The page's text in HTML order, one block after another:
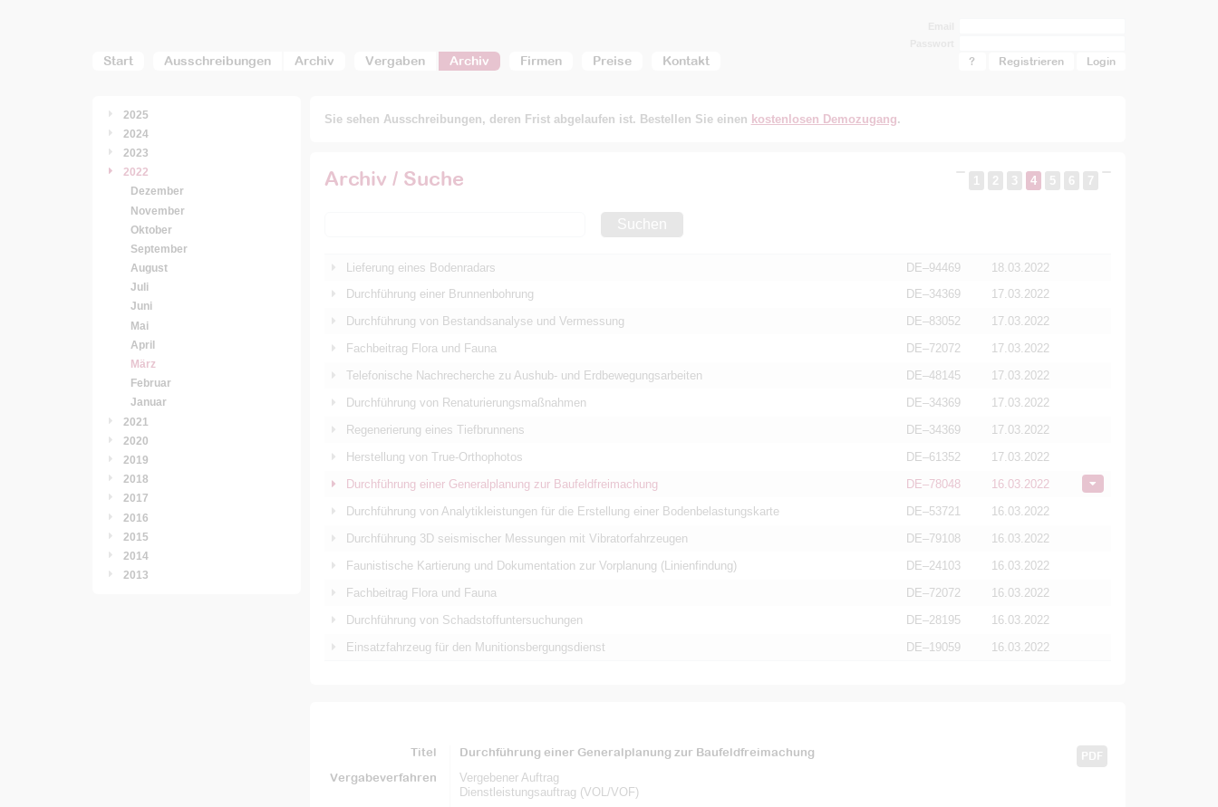
Start Ausschreibungen Archiv Vergaben Archiv Firmen Preise Kontakt ? Registrieren
2025
2024
2023
2022
Dezember
November
Oktober
September
August
Juli
Juni
Mai
April
März
Februar
Januar
2021
2020
2019
2018
2017
2016
2015
2014
2013
Sie sehen Ausschreibungen, deren Frist abgelaufen ist. Bestellen Sie einen kostenlosen Demozugang.
Archiv / Suche 1 2 3 4 5 6 7
Suchen
Lieferung eines Bodenradars DE–94469
18.03.2022
Durchführung einer Brunnenbohrung
DE–34369
17.03.2022
Durchführung von Bestandsanalyse und Vermessung
DE–83052
17.03.2022
Fachbeitrag Flora und Fauna
DE–72072
17.03.2022
Telefonische Nachrecherche zu Aushub- und Erdbewegungsarbeiten
DE–48145
17.03.2022
Durchführung von Renaturierungsmaßnahmen
DE–34369
17.03.2022
Regenerierung eines Tiefbrunnens
DE–34369
17.03.2022
Herstellung von True-Orthophotos
DE–61352
17.03.2022
Durchführung einer Generalplanung zur Baufeldfreimachung
DE–78048
16.03.2022
Durchführung von Analytikleistungen für die Erstellung einer Bodenbelastungskarte
DE–53721
16.03.2022
Durchführung 3D seismischer Messungen mit Vibratorfahrzeugen
DE–79108
16.03.2022
Faunistische Kartierung und Dokumentation zur Vorplanung (Linienfindung)
DE–24103
16.03.2022
Fachbeitrag Flora und Fauna
DE–72072
16.03.2022
Durchführung von Schadstoffuntersuchungen
DE–28195
16.03.2022
Einsatzfahrzeug für den Munitionsbergungsdienst
DE–19059 16.03.2022
Titel PDF
Durchführung einer Generalplanung zur Baufeldfreimachung
Vergabeverfahren
Vergebener Auftrag
Dienstleistungsauftrag (VOL/VOF)